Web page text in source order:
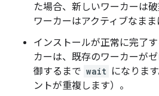
た場合、新しいワーカーは
ワーカーはアクティブなまま
インストールが正常に完了
カーは、既存のワーカーが
御するまで wait になりま
ントが重複します）。